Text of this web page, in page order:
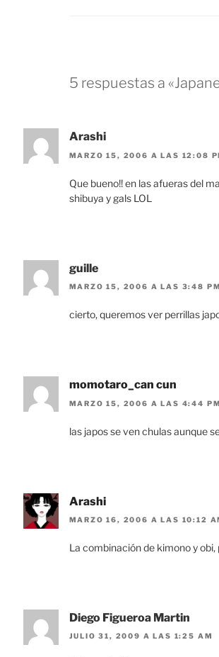
5 respuestas a
Arashi
MARZO 15, 2006 A LAS 12:08
Que bueno!! en las afueras del
shibuya y gals LOL
guille
MARZO 15, 2006 A LAS 3:48 PM
cierto, queremos ver perrillas
momotaro_can cun
MARZO 15, 2006 A LAS 4:44 PM
las japos se ven chulas aunque
Arashi
MARZO 16, 2006 A LAS 10:12
La combinación de kimono y
Diego Figueroa Martin
JULIO 31, 2009 A LAS 1:25 AM